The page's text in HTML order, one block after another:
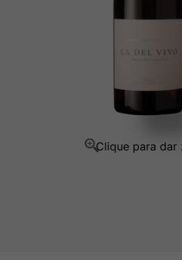
Champagne